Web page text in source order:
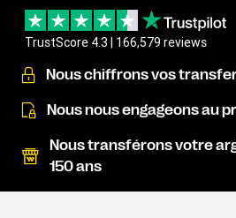
TrustScore 4.3 | 166,579 reviews
Nous chiffrons vos
Nous nous engageons au
Nous transférons votre
150 ans